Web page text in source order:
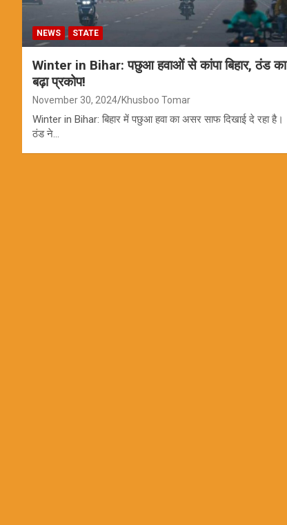
NEWS STATE
Winter in Bihar: पछुआ हवाओं से कांपा बिहार, ठंड का
बढ़ा प्रकोप!
November 30, 2024 Khusboo Tomar
Winter in Bihar: बिहार में पछुआ हवा का असर साफ दिखाई दे रहा है।
ठंड ने…